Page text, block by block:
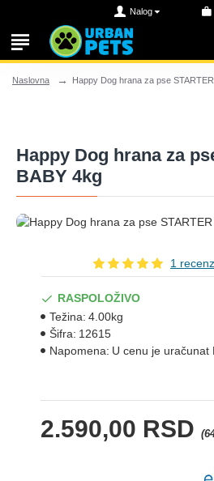
Nalog
Naslovna Happy Dog hrana za pse
Happy Dog hrana za
BABY 4kg
1
2.590,00 RSD
RASPOLOŽIVO
Težina: 4.00kg
Šifra: 12615
Napomena: U cenu je uračunat